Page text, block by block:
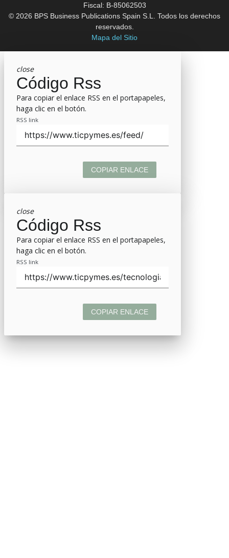
Fiscal: B-85062503
© 2026 BPS Business Publications Spain S.L. Todos los derechos
reservados.
Mapa del Sitio
close
Código Rss
Para copiar el enlace RSS en el portapapeles,
haga clic en el botón.
RSS link
COPIAR ENLACE
close
Código Rss
Para copiar el enlace RSS en el portapapeles,
haga clic en el botón.
RSS link
COPIAR ENLACE